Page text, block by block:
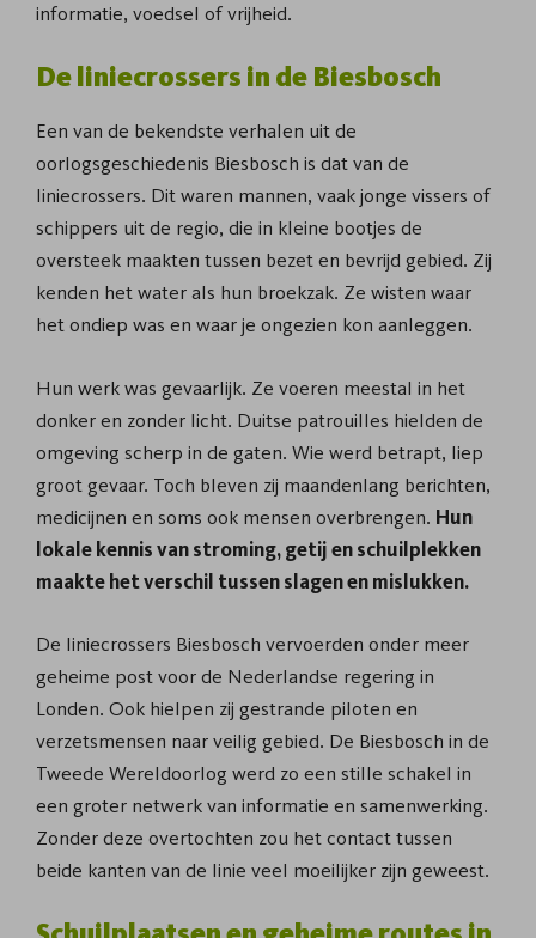
informatie, voedsel of vrijheid.
De liniecrossers in de Biesbosch
Een van de bekendste verhalen uit de
oorlogsgeschiedenis Biesbosch is dat van de
liniecrossers. Dit waren mannen, vaak jonge vissers of
schippers uit de regio, die in kleine bootjes de
oversteek maakten tussen bezet en bevrijd gebied. Zij
kenden het water als hun broekzak. Ze wisten waar
het ondiep was en waar je ongezien kon aanleggen.
Hun werk was gevaarlijk. Ze voeren meestal in het
donker en zonder licht. Duitse patrouilles hielden de
omgeving scherp in de gaten. Wie werd betrapt, liep
groot gevaar. Toch bleven zij maandenlang berichten,
medicijnen en soms ook mensen overbrengen. Hun
lokale kennis van stroming, getij en schuilplekken
maakte het verschil tussen slagen en mislukken.
De liniecrossers Biesbosch vervoerden onder meer
geheime post voor de Nederlandse regering in
Londen. Ook hielpen zij gestrande piloten en
verzetsmensen naar veilig gebied. De Biesbosch in de
Tweede Wereldoorlog werd zo een stille schakel in
een groter netwerk van informatie en samenwerking.
Zonder deze overtochten zou het contact tussen
beide kanten van de linie veel moeilijker zijn geweest.